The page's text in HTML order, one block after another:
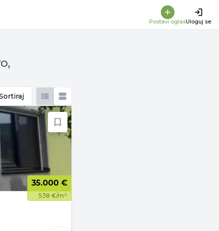
Postavi oglasUloguj se
35.000 €
538 €/m²